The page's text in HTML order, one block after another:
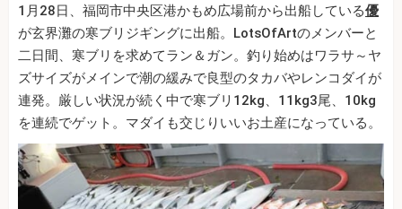
1月28日、福岡市中央区港かもめ広場前から出船している優
が玄界灘の寒ブリジギングに出船。LotsOfArtのメンバーと
二日間、寒ブリを求めてラン＆ガン。釣り始めはワラサ～ヤ
ズサイズがメインで潮の緩みで良型のタカバやレンコダイが
連発。厳しい状況が続く中で寒ブリ12kg、11kg3尾、10kg
を連続でゲット。マダイも交じりいいお土産になっている。